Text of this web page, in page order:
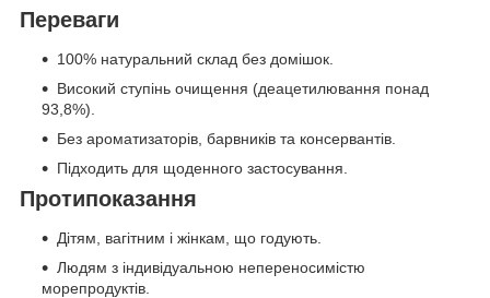
Переваги
100% натуральний склад без домішок.
Високий ступінь очищення (деацетилювання понад
93,8%).
Без ароматизаторів, барвників та консервантів.
Підходить для щоденного застосування.
Протипоказання
Дітям, вагітним і жінкам, що годують.
Людям з індивідуальною непереносимістю
морепродуктів.